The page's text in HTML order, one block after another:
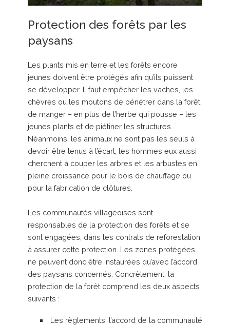
Protection des forêts par les
paysans
Les plants mis en terre et les forêts encore
jeunes doivent être protégés afin qu’ils puissent
se développer. Il faut empêcher les vaches, les
chèvres ou les moutons de pénétrer dans la forêt,
de manger – en plus de l’herbe qui pousse – les
jeunes plants et de piétiner les structures.
Néanmoins, les animaux ne sont pas les seuls à
devoir être tenus à l’écart, les hommes eux aussi
cherchent à couper les arbres et les arbustes en
pleine croissance pour le bois de chauffage ou
pour la fabrication de clôtures.
Les communautés villageoises sont
responsables de la protection des forêts et se
sont engagées, dans les contrats de reforestation,
à assurer cette protection. Les zones protégées
ne peuvent donc être instaurées qu’avec l’accord
des paysans concernés. Concrètement, la
protection de la forêt comprend les deux aspects
suivants :
Les règlements, l’accord de la communauté